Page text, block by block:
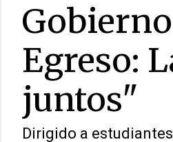
Egreso:
juntos"
Dirigido a